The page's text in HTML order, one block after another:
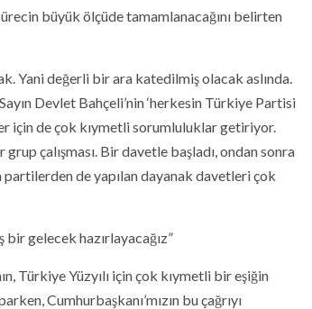
büyük ölçüde tamamlanacağını belirten
Yani değerli bir ara katedilmiş olacak aslında.
Devlet Bahçeli’nin ‘herkesin Türkiye Partisi
için de çok kıymetli sorumluluklar getiriyor.
çalışması. Bir davetle başladı, ondan sonra
de yapılan dayanak davetleri çok
gelecek hazırlayacağız”
Türkiye Yüzyılı için çok kıymetli bir eşiğin
Cumhurbaşkanı’mızın bu çağrıyı